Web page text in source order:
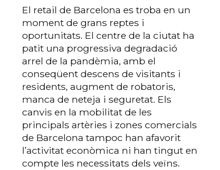
El retail de Barcelona es troba en un
moment de grans reptes i
oportunitats. El centre de la ciutat ha
patit una progressiva degradació
arrel de la pandèmia, amb el
conseqüent descens de visitants i
residents, augment de robatoris,
manca de neteja i seguretat. Els
canvis en la mobilitat de les
principals artèries i zones comercials
de Barcelona tampoc han afavorit
l’activitat econòmica ni han tingut en
compte les necessitats dels veïns.